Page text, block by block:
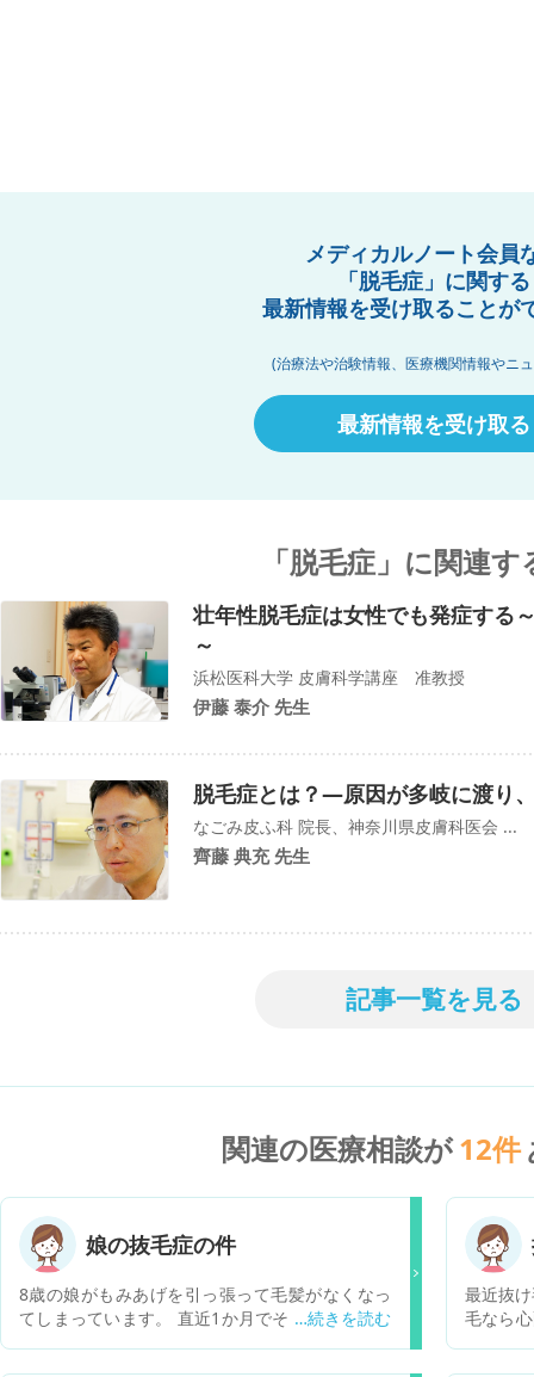
メディカルノート会員
「脱毛症」に関する
最新情報を受け取ることが
(治療法や治験情報、医療機関情報やニ
最新情報を受け取る
「脱毛症」に関連す
壮年性脱毛症は女性でも発症する
～
浜松医科大学 皮膚科学講座 准教授
伊藤 泰介 先生
脱毛症とは？―原因が多岐に渡り
なごみ皮ふ科 院長、神奈川県皮膚科医会 ...
齊藤 典充 先生
記事一覧を見る
関連の医療相談が12件
娘の抜毛症の件
8歳の娘がもみあげを引っ張って毛髪がなくなっ
てしまっています。 直近1か月でそのことに気づ
最近抜
毛なら